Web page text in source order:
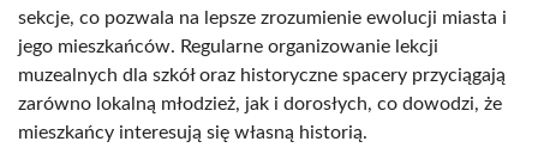
sekcje, co pozwala na lepsze zrozumienie ewolucji miasta i
jego mieszkańców. Regularne organizowanie lekcji
muzealnych dla szkół oraz historyczne spacery przyciągają
zarówno lokalną młodzież, jak i dorosłych, co dowodzi, że
mieszkańcy interesują się własną historią.